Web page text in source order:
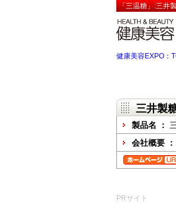
「三温糖」:三井
健康美容EXPO：
三井製
製品名 ：
会社概要 ：
PRサイト